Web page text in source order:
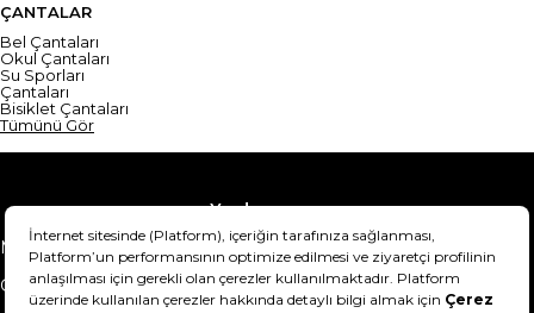
ÇANTALAR
Bel Çantaları
Okul Çantaları
Su Sporları
Çantaları
Bisiklet Çantaları
Tümünü Gör
Yardım
Mesafeli Satış Sözleşmesi
Teslimat Bilgisi
Gizlilik Sözleşmesi
Şartlar & Koşullar